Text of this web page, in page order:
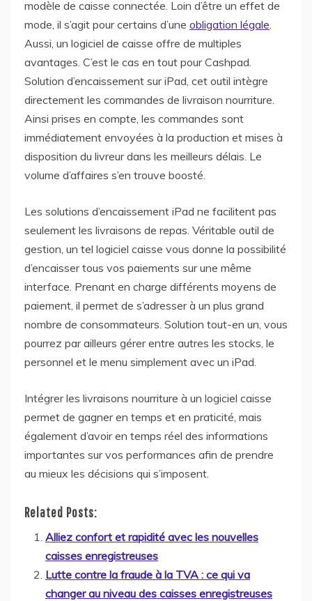
modèle de caisse connectée. Loin d’être un effet de
mode, il s’agit pour certains d’une obligation légale
Aussi, un logiciel de caisse offre de multiples
avantages. C’est le cas en tout pour Cashpad.
Solution d’encaissement sur iPad, cet outil intègre
directement les commandes de livraison nourriture.
Ainsi prises en compte, les commandes sont
immédiatement envoyées à la production et mises à
disposition du livreur dans les meilleurs délais. Le
volume d’affaires s’en trouve boosté.
Les solutions d’encaissement iPad ne facilitent pas
seulement les livraisons de repas. Véritable outil de
gestion, un tel logiciel caisse vous donne la possibilité
d’encaisser tous vos paiements sur une même
interface. Prenant en charge différents moyens de
paiement, il permet de s’adresser à un plus grand
nombre de consommateurs. Solution tout-en un, vous
pourrez par ailleurs gérer entre autres les stocks, le
personnel et le menu simplement avec un iPad.
Intégrer les livraisons nourriture à un logiciel caisse
permet de gagner en temps et en praticité, mais
également d’avoir en temps réel des informations
importantes sur vos performances afin de prendre
au mieux les décisions qui s’imposent.
Related Posts:
Alliez confort et rapidité avec les nouvelles
caisses enregistreuses
Lutte contre la fraude à la TVA : ce qui va
changer au niveau des caisses enregistreuses